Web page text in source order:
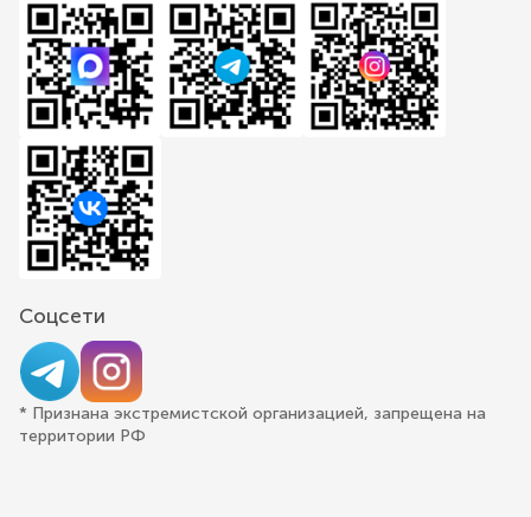
Соцсети
* Признана экстремистской организацией, запрещена на
территории РФ